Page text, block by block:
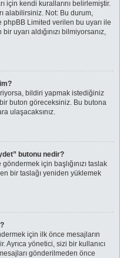
için kendi kurallarını belirlemiştir.
alabilirsiniz. Not: Bu durum,
phpBB Limited verilen bu uyarı ile
uyarı aldığınızı bilmiyorsanız,
bildiri yapmak istediğiniz
buton göreceksiniz. Bu butona
ulaşacaksınız.
butonu nedir?
için başlığınızı taslak
bir taslağı yeniden yüklemek
için ilk önce mesajların
yönetici, sizi bir kullanıcı
gönderilmeden önce